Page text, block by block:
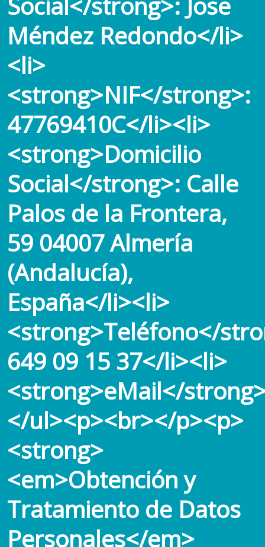
Méndez Redondo</li>
<li>
<strong>NIF</strong>:
47769410C</li><li>
<strong>Domicilio
Social</strong>: Calle
Palos de la Frontera,
59 04007 Almería
(Andalucía),
España</li><li>
<strong>Teléfono</
649 09 15 37</li><li>
<strong>eMail</